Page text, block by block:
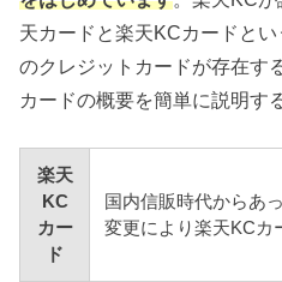
天カードと楽天KCカードと
のクレジットカードが存在す
カードの概要を簡単に説明す
楽天
KC
カー
ド
国内信販時代からあ
変更により楽天KCカ